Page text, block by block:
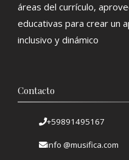
áreas del currículo,
educativas para crear un
inclusivo y dinámico
Contacto
+59891495167
info @musifica.com